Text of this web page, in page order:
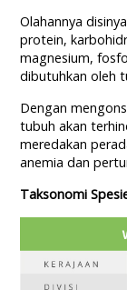
Olahannya
protein,
magnesium,
dibutuhkan oleh
Dengan
tubuh akan
meredakan
anemia dan
Taksonomi